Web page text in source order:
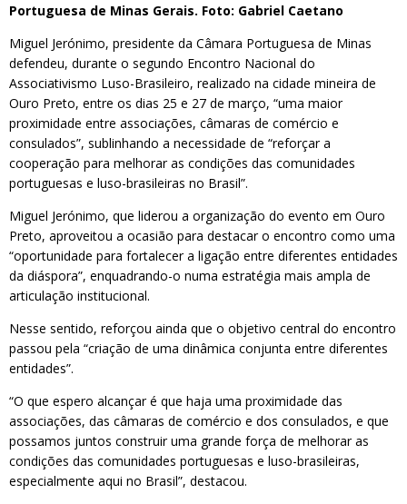
Portuguesa de Minas Gerais. Foto: Gabriel Caetano
Miguel Jerónimo, presidente da Câmara Portuguesa de Minas
defendeu, durante o segundo Encontro Nacional do
Associativismo Luso-Brasileiro, realizado na cidade mineira de
Ouro Preto, entre os dias 25 e 27 de março, “uma maior
proximidade entre associações, câmaras de comércio e
consulados”, sublinhando a necessidade de “reforçar a
cooperação para melhorar as condições das comunidades
portuguesas e luso-brasileiras no Brasil”.
Miguel Jerónimo, que liderou a organização do evento em Ouro
Preto, aproveitou a ocasião para destacar o encontro como uma
“oportunidade para fortalecer a ligação entre diferentes entidades
da diáspora”, enquadrando-o numa estratégia mais ampla de
articulação institucional.
Nesse sentido, reforçou ainda que o objetivo central do encontro
passou pela “criação de uma dinâmica conjunta entre diferentes
entidades”.
“O que espero alcançar é que haja uma proximidade das
associações, das câmaras de comércio e dos consulados, e que
possamos juntos construir uma grande força de melhorar as
condições das comunidades portuguesas e luso-brasileiras,
especialmente aqui no Brasil”, destacou.